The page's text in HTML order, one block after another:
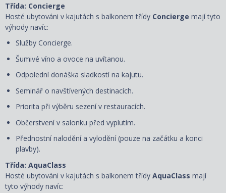
Třída: Concierge
Hosté ubytováni v kajutách s balkonem třídy Concierge mají tyto
výhody navíc:
Služby Concierge.
Šumivé víno a ovoce na uvítanou.
Odpolední donáška sladkostí na kajutu.
Seminář o navštívených destinacích.
Priorita při výběru sezení v restauracích.
Občerstvení v salonku před vyplutím.
Přednostní nalodění a vylodění (pouze na začátku a konci
plavby).
Třída: AquaClass
Hosté ubytováni v kajutách s balkonem třídy AquaClass mají
tyto výhody navíc: